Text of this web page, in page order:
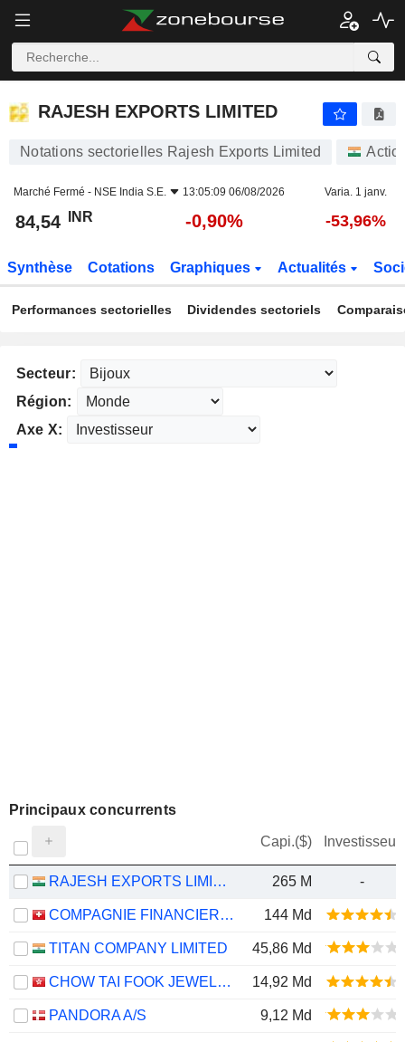
RAJESH EXPORTS LIMITED
RAJESH EXPORTS LIMITED
Notations sectorielles Rajesh Exports Limited
Marché Fermé - NSE India S.E. 13:05:09 06/08/2026 Varia. 1 janv.
84,54 INR -0,90% -53,96%
Synthèse Cotations Graphiques Actualités
Performances sectorielles Dividendes sectoriels
Secteur:
Région:
Axe X:
Principaux concurrents
Capi.($) Investisseur
RAJESH EXPORTS LIMITED 265 M -
COMPAGNIE FINANCIERE RICHEMONT 144 Md
TITAN COMPANY LIMITED 45,86 Md
CHOW TAI FOOK JEWELLERY GROUP LIMITED 14,92 Md
PANDORA A/S 9,12 Md